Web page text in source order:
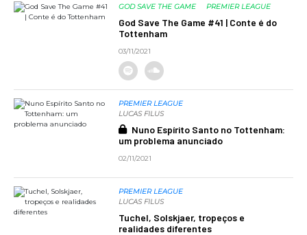
GOD SAVE THE GAME PREMIER LEAGUE
God Save The Game #41 | Conte é do
Tottenham
03/11/2021
PREMIER LEAGUE
LUCAS FILUS
Nuno Espírito Santo no Tottenham:
um problema anunciado
02/11/2021
PREMIER LEAGUE
LUCAS FILUS
Tuchel, Solskjaer, tropeços e
realidades diferentes